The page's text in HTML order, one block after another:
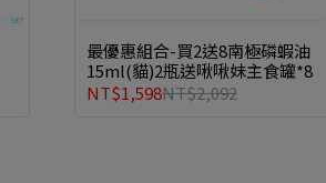
最優惠組合-買2送8南極磷蝦油
15ml(貓)2瓶送啾啾妹主食罐*8
NT$1,598NT$2,092